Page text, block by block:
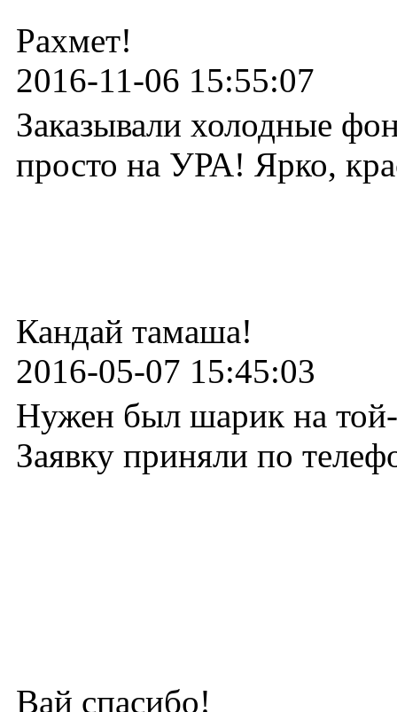
Рахмет!
2016-11-06 15:55:07
Заказывали холодные
просто на УРА! Ярко,
Кандай тамаша!
2016-05-07 15:45:03
Нужен был шарик на
Заявку приняли по
Вай спасибо!